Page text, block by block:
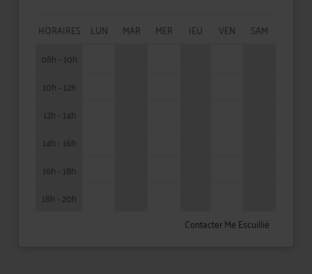
HORAIRES LUN MAR MER JEU VEN
SAM
08h - 10h
10h - 12h
12h - 14h
14h - 16h
16h - 18h
18h - 20h
Contacter Me Escuillié